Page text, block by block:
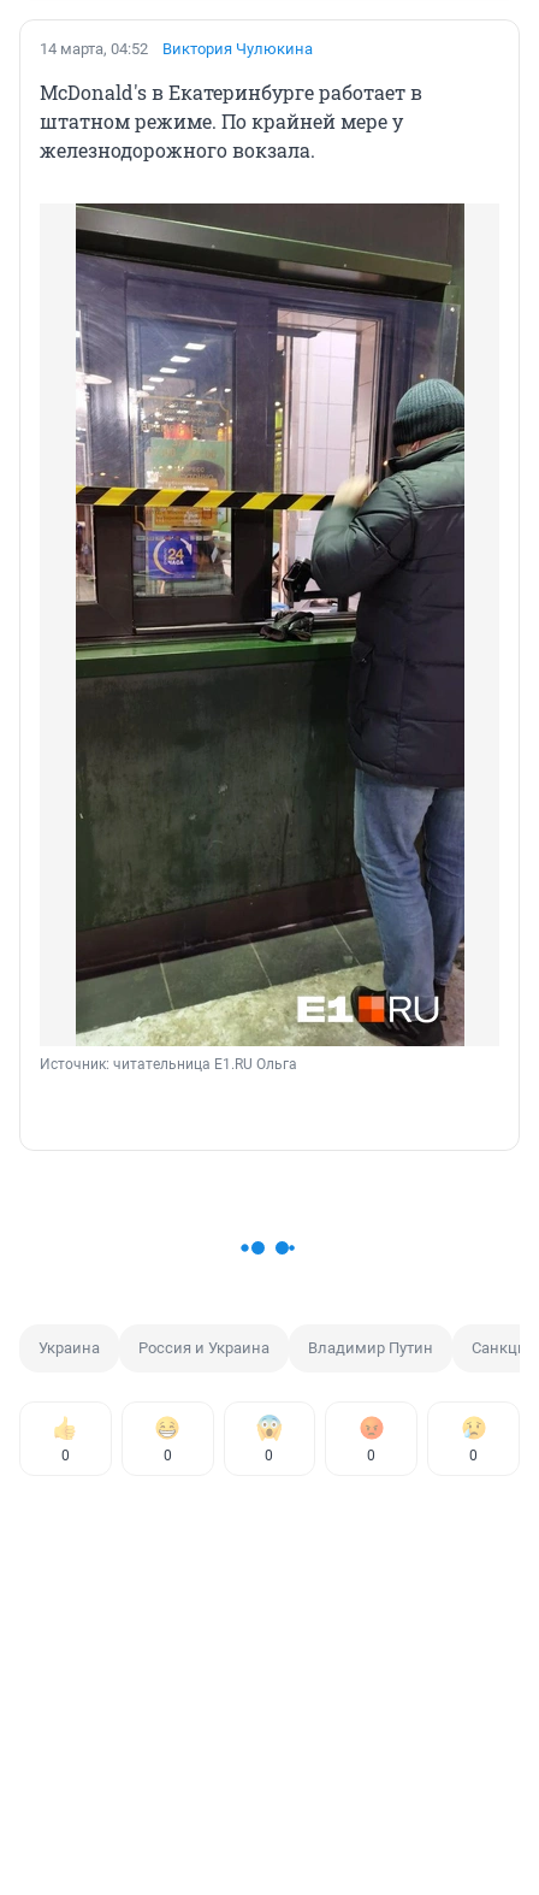
14 марта, 04:52 Виктория Чулюкина
McDonald's в Екатеринбурге работает в
штатном режиме. По крайней мере у
железнодорожного вокзала.
Источник: читательница Е1.RU Ольга
Украина Россия и Украина Владимир Путин Санкции
0 0 0 0 0